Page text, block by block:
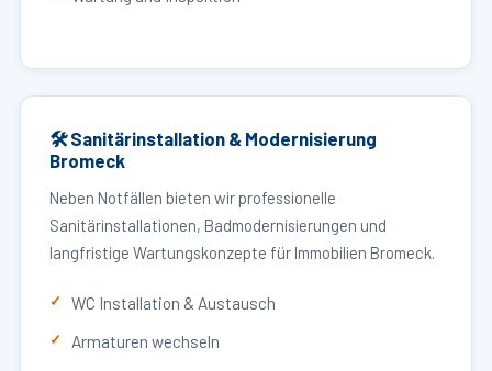
🛠 Sanitärinstallation & Modernisierung
Bromeck
Neben Notfällen bieten wir professionelle
Sanitärinstallationen, Badmodernisierungen und
langfristige Wartungskonzepte für Immobilien Bromeck.
WC Installation & Austausch
Armaturen wechseln